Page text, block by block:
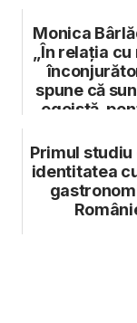
Monica
„În relația
spune că
egoistă,
Primul
identitatea